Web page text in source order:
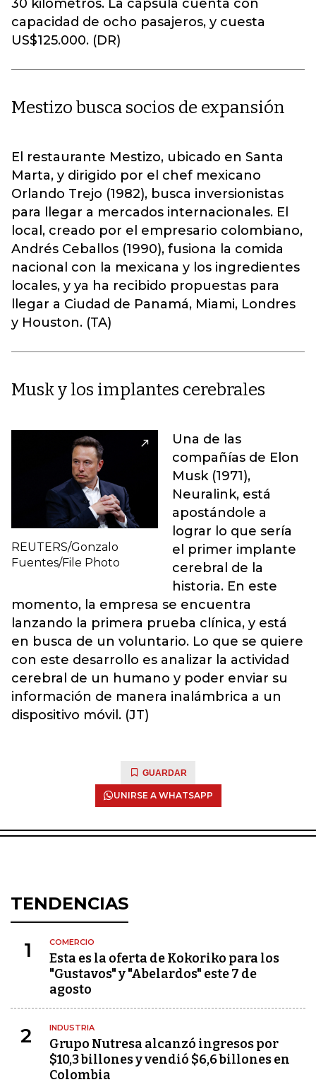
30 kilómetros. La cápsula cuenta con
capacidad de ocho pasajeros, y cuesta
US$125.000. (DR)
Mestizo busca socios de expansión
El restaurante Mestizo, ubicado en Santa
Marta, y dirigido por el chef mexicano
Orlando Trejo (1982), busca inversionistas
para llegar a mercados internacionales. El
local, creado por el empresario colombiano,
Andrés Ceballos (1990), fusiona la comida
nacional con la mexicana y los ingredientes
locales, y ya ha recibido propuestas para
llegar a Ciudad de Panamá, Miami, Londres
y Houston. (TA)
Musk y los implantes cerebrales
REUTERS/Gonzalo
Fuentes/File Photo
Una de las
compañías de Elon
Musk (1971),
Neuralink, está
apostándole a
lograr lo que sería
el primer implante
cerebral de la
historia. En este
momento, la empresa se encuentra
lanzando la primera prueba clínica, y está
en busca de un voluntario. Lo que se quiere
con este desarrollo es analizar la actividad
cerebral de un humano y poder enviar su
información de manera inalámbrica a un
dispositivo móvil. (JT)
GUARDAR
UNIRSE A WHATSAPP
TENDENCIAS
1 COMERCIO
Esta es la oferta de Kokoriko para los
"Gustavos" y "Abelardos" este 7 de
agosto
2 INDUSTRIA
Grupo Nutresa alcanzó ingresos por
$10,3 billones y vendió $6,6 billones en
Colombia